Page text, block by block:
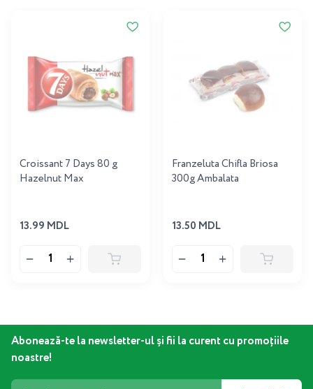
Croissant 7 Days 80 g
Hazelnut Max
13.99 MDL
Franzeluta Chifla Briosa
300g Ambalata
13.50 MDL
Abonează-te la newsletter-ul și fii la curent cu promoțiile
noastre!